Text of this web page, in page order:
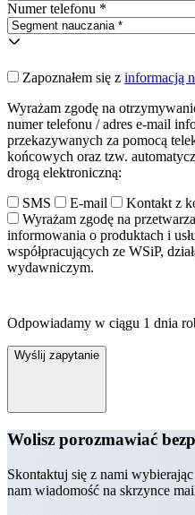
Numer telefonu *
Zapoznałem się z informacją
Wyrażam zgodę na
numer telefonu / adres e-mail
przekazywanych za pomocą
końcowych oraz tzw.
drogą elektroniczną:
SMS
E-mail
Kontakt z
Wyrażam zgodę na
informowania o produktach i
współpracujących ze WSiP,
wydawniczym.
Odpowiadamy w ciągu 1 dnia
Wyślij zapytanie
Wolisz porozmawiać
Skontaktuj się z nami
nam wiadomość na skrzynce